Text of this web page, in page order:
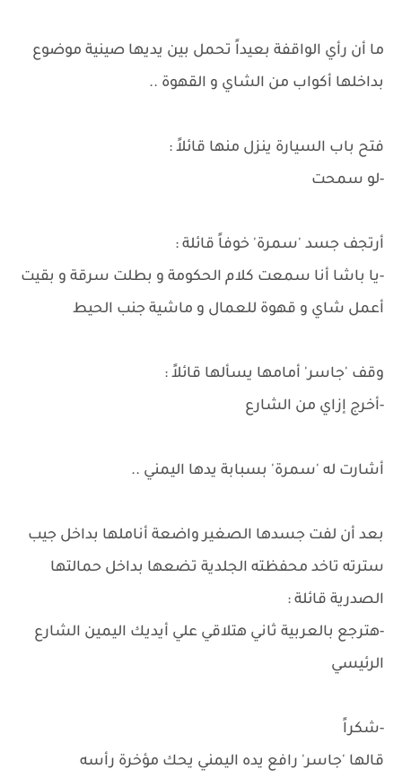
ما أن رأي الواقفة بعيداً تحمل بين يديها صينية موضوع
بداخلها أكواب من الشاي و القهوة ..
فتح باب السيارة ينزل منها قائلاً :
-لو سمحت
أرتجف جسد 'سمرة' خوفاً قائلة :
-يا باشا أنا سمعت كلام الحكومة و بطلت سرقة و بقيت
أعمل شاي و قهوة للعمال و ماشية جنب الحيط
وقف 'جاسر' أمامها يسألها قائلاً :
-أخرج إزاي من الشارع
أشارت له 'سمرة' بسبابة يدها اليمني ..
بعد أن لفت جسدها الصغير واضعة أناملها بداخل جيب
سترته تاخد محفظته الجلدية تضعها بداخل حمالتها
الصدرية قائلة :
-هترجع بالعربية ثاني هتلاقي علي أيديك اليمين الشارع
الرئيسي
-شكراً
قالها 'جاسر' رافع يده اليمني يحك مؤخرة رأسه